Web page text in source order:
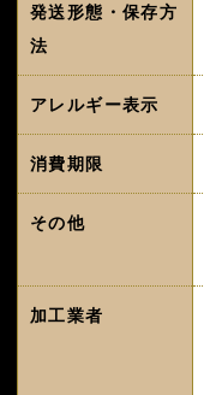
発送形態・保存方
法
アレルギー表示
消費期限
その他
加工業者